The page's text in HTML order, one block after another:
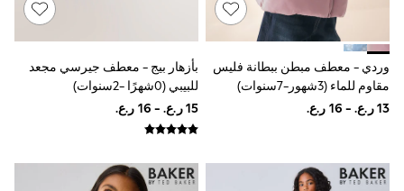
New In from Next
0-2 years
3-5 years
6-8 years
9-11 years
12-14 years
15+ years
Dresses
Holiday Shop
وردي - معطف مبطن ببطانة فليس
مقاوم للماء (3شهور-7سنوات)
بأزهار بيج - معطف جيرسي مجعد
للبيبي (0شهرًا -2سنوات)